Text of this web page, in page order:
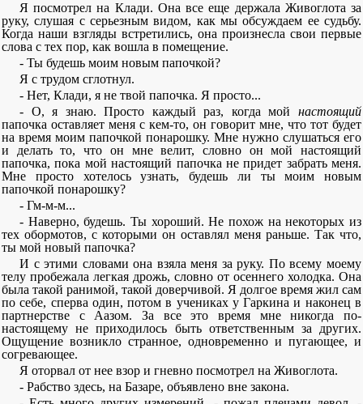
Я посмотрел на Клади. Она все еще держала Живоглота за
руку, слушая с серьезным видом, как мы обсуждаем ее судьбу.
Когда наши взгляды встретились, она произнесла свои первые
слова с тех пор, как вошла в помещение.
- Ты будешь моим новым папочкой?
Я с трудом сглотнул.
- Нет, Клади, я не твой папочка. Я просто...
- О, я знаю. Просто каждый раз, когда мой настоящий
папочка оставляет меня с кем-то, он говорит мне, что тот будет
на время моим папочкой понарошку. Мне нужно слушаться его
и делать то, что он мне велит, словно он мой настоящий
папочка, пока мой настоящий папочка не придет забрать меня.
Мне просто хотелось узнать, будешь ли ты моим новым
папочкой понарошку?
- Гм-м-м...
- Наверно, будешь. Ты хороший. Не похож на некоторых из
тех обормотов, с которыми он оставлял меня раньше. Так что,
ты мой новый папочка?
И с этими словами она взяла меня за руку. По всему моему
телу пробежала легкая дрожь, словно от осеннего холодка. Она
была такой ранимой, такой доверчивой. Я долгое время жил сам
по себе, сперва один, потом в учениках у Гаркина и наконец в
партнерстве с Аазом. За все это время мне никогда по-
настоящему не приходилось быть ответственным за других.
Ощущение возникло странное, одновременно и пугающее, и
согревающее.
Я оторвал от нее взор и гневно посмотрел на Живоглота.
- Рабство здесь, на Базаре, объявлено вне закона.